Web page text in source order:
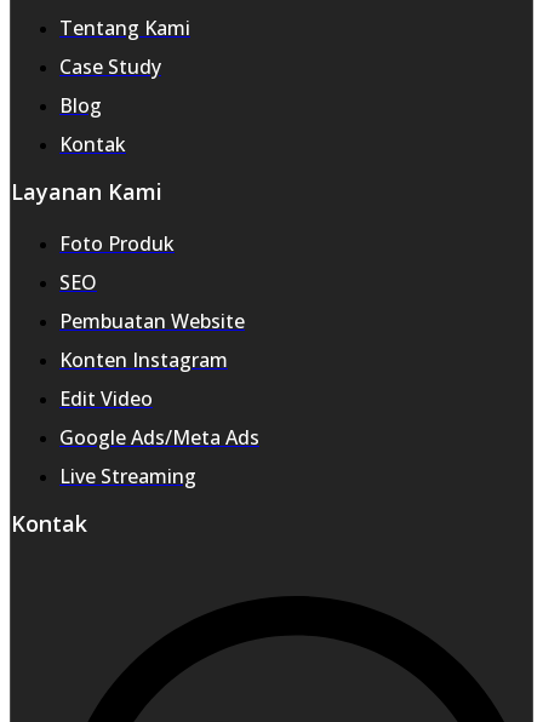
Tentang Kami
Case Study
Blog
Kontak
Layanan Kami
Foto Produk
SEO
Pembuatan Website
Konten Instagram
Edit Video
Google Ads/Meta Ads
Live Streaming
Kontak